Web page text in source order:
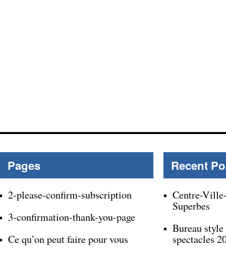
Pages
2-please-confirm-subscription
3-confirmation-thank-you-page
Ce qu’on peut faire pour vous
Recent
Centre-
Superbes
Bureau
spectacles